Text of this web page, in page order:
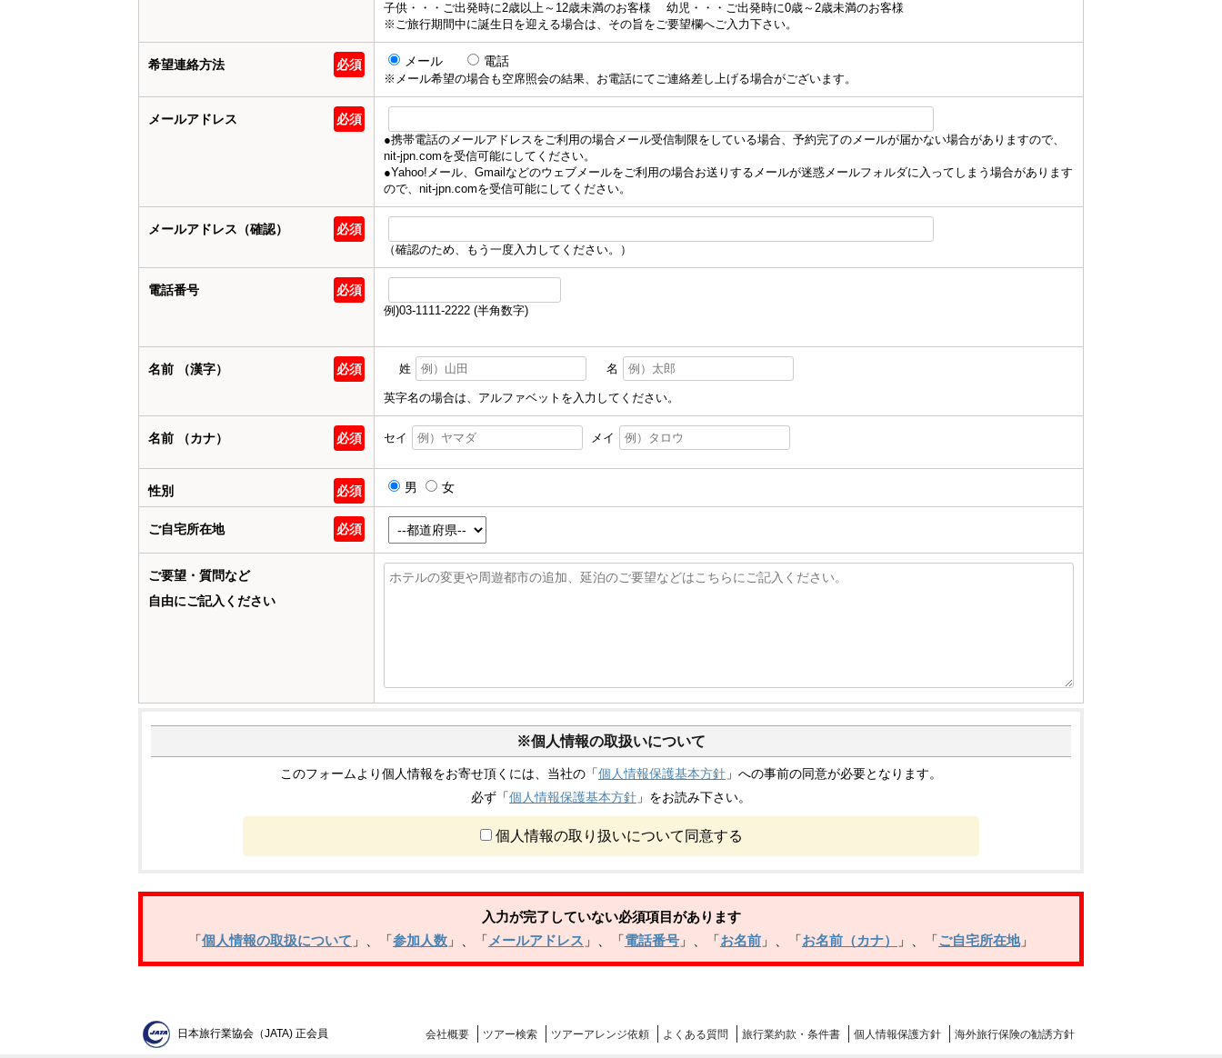
子供・・・ご出発時に2歳以上～12歳未満のお客様 幼児・・・ご出発時に0歳～2歳未満のお客様
※ご旅行期間中に誕生日を迎える場合は、その旨をご要望欄へご入力下さい。
希望連絡方法 必須 メール 電話
※メール希望の場合も空席照会の結果、お電話にてご連絡差し上げる場合がございます。
メールアドレス 必須
●携帯電話のメールアドレスをご利用の場合メール受信制限をしている場合、予約完了のメールが届かない場合がありますので、
nit-jpn.comを受信可能にしてください。
●Yahoo!メール、Gmailなどのウェブメールをご利用の場合お送りするメールが迷惑メールフォルダに入ってしまう場合があります
ので、nit-jpn.comを受信可能にしてください。
メールアドレス（確認） 必須
（確認のため、もう一度入力してください。）
電話番号 必須
例)03-1111-2222 (半角数字)
名前 （漢字） 必須 姓 名
英字名の場合は、アルファベットを入力してください。
名前 （カナ） 必須 セイ メイ
性別 必須 男 女
ご自宅所在地 必須
ご要望・質問など
自由にご記入ください
※個人情報の取扱いについて
このフォームより個人情報をお寄せ頂くには、当社の「個人情報保護基本方針 」への事前の同意が必要となります。
必ず「個人情報保護基本方針 」をお読み下さい。
個人情報の取り扱いについて同意する
入力が完了していない必須項目があります
「個人情報の取扱について 」 「参加人数 」 「 メールアドレス 」 「電話番号 」 「お名前 」 「お名前（カナ） 」 「ご自宅所在地」
日本旅行業協会（JATA) 正会員 会社概要 ツアー検索 ツアーアレンジ依頼 よくある質問 旅行業約款・条件書 個人情報保護方針 海外旅行保険の勧誘方針